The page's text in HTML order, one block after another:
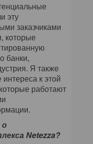
эту
заказчиками
которые
банки,
Я также
к этой
работают
Netezza?